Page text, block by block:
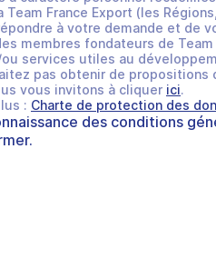
Team France Export (les
à votre demande et de
membres fondateurs de
services utiles au
pas obtenir de propositions
vous invitons à cliquer ici.
: Charte de protection des
des conditions